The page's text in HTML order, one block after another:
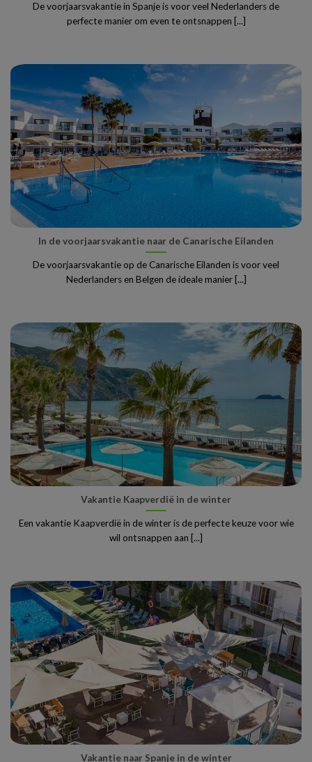
De voorjaarsvakantie in Spanje is voor veel Nederlanders de
perfecte manier om even te ontsnappen [...]
In de voorjaarsvakantie naar de Canarische Eilanden
De voorjaarsvakantie op de Canarische Eilanden is voor veel
Nederlanders en Belgen de ideale manier [...]
Vakantie Kaapverdië in de winter
Een vakantie Kaapverdië in de winter is de perfecte keuze voor wie
wil ontsnappen aan [...]
Vakantie naar Spanje in de winter